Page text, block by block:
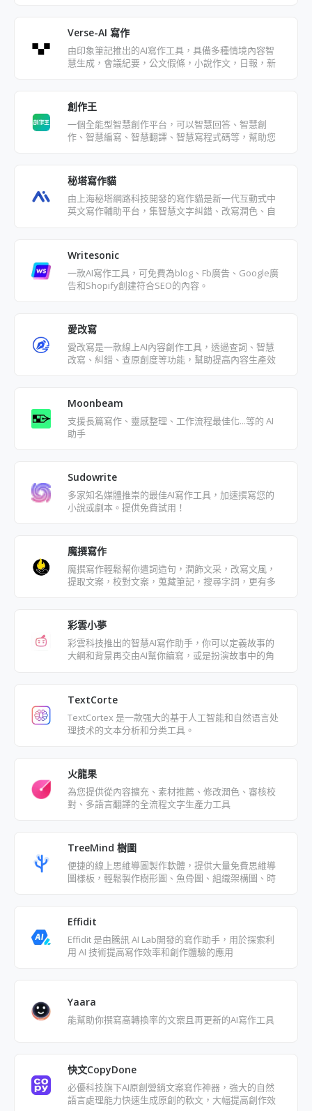
Verse-AI 寫作
由印象筆記推出的AI寫作工具，具備多種情境內容智
慧生成，會議紀要，公文假條，小說作文，日報，新
創作王
一個全能型智慧創作平台，可以智慧回答、智慧創
作、智慧編寫、智慧翻譯、智慧寫程式碼等，幫助您
秘塔寫作貓
由上海秘塔網路科技開發的寫作貓是新一代互動式中
英文寫作輔助平台，集智慧文字糾錯、改寫潤色、自
Writesonic
一款AI寫作工具，可免費為blog、Fb廣告、Google廣
告和Shopify創建符合SEO的內容。
愛改寫
愛改寫是一款線上AI內容創作工具，透過查詞、智慧
改寫、糾錯、查原創度等功能，幫助提高內容生產效
Moonbeam
支援長篇寫作、靈感整理、工作流程最佳化...等的 AI
助手
Sudowrite
多家知名媒體推崇的最佳AI寫作工具，加速撰寫您的
小說或劇本。提供免費試用！
魔撰寫作
魔撰寫作輕鬆幫你遣詞造句，潤飾文采，改寫文風，
提取文案，校對文案，蒐藏筆記，搜尋字詞，更有多
彩雲小夢
彩雲科技推出的智慧AI寫作助手，你可以定義故事的
大綱和背景再交由AI幫你續寫，或是扮演故事中的角
TextCorte
TextCortex 是一款强大的基于人工智能和自然语言处
理技术的文本分析和分类工具。
火龍果
為您提供從內容擴充、素材推薦、修改潤色、審核校
對、多語言翻譯的全流程文字生產力工具
TreeMind 樹圖
便捷的線上思維導圖製作軟體，提供大量免費思維導
圖樣板，輕鬆製作樹形圖、魚骨圖、組織架構圖、時
Effidit
Effidit 是由騰訊 AI Lab開發的寫作助手，用於探索利
用 AI 技術提高寫作效率和創作體驗的應用
Yaara
能幫助你撰寫高轉換率的文案且再更新的AI寫作工具
快文CopyDone
必優科技旗下AI原創營銷文案寫作神器，強大的自然
語言處理能力快速生成原創的軟文，大幅提高創作效